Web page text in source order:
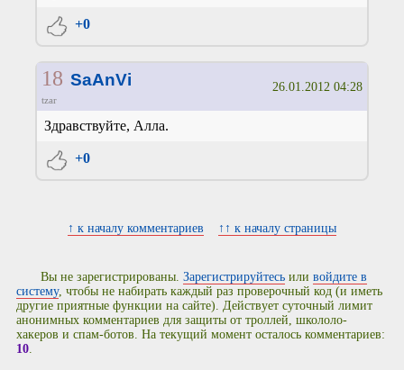
+0
18 SaAnVi
tzar
26.01.2012 04:28
Здравствуйте, Алла.
+0
↑ к началу комментариев ↑↑ к началу страницы
Вы не зарегистрированы.Зарегистрируйтесь иливойдите в
систему, чтобы не набирать каждый раз проверочный код (и иметь
другие приятные функции на сайте). Действует суточный лимит
анонимных комментариев для защиты от троллей, школоло-
хакеров и спам-ботов. На текущий момент осталось комментариев:
10